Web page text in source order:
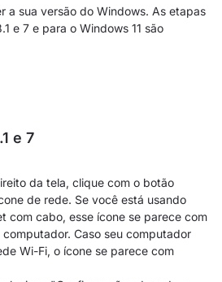
a sua versão do Windows. As etapas
e 7 e para o Windows 11 são
e 7
da tela, clique com o botão
de rede. Se você está usando
com cabo, esse ícone se parece com
Caso seu computador
Wi-Fi, o ícone se parece com